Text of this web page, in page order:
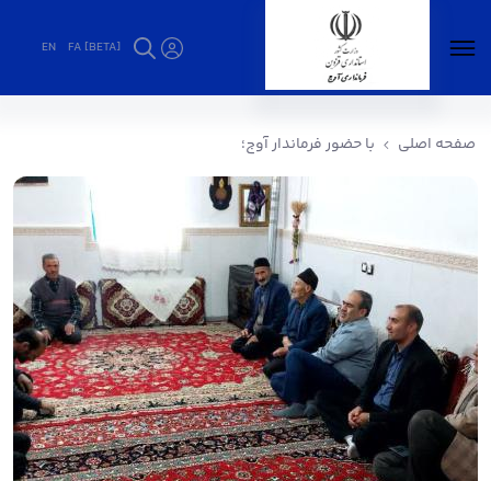
FA [BETA]
EN
صفحه اصلی با حضور فرماندار آوج؛